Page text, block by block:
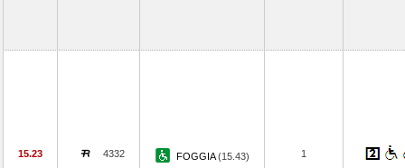
15.23 4332 FOGGIA(15.43) 1